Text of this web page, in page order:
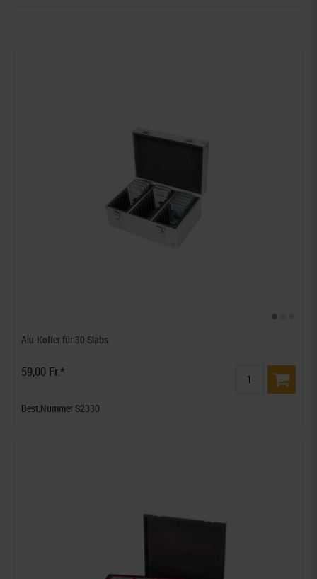
Alu-Koffer für 30 Slabs
59,00 Fr.*
Best.Nummer S2330